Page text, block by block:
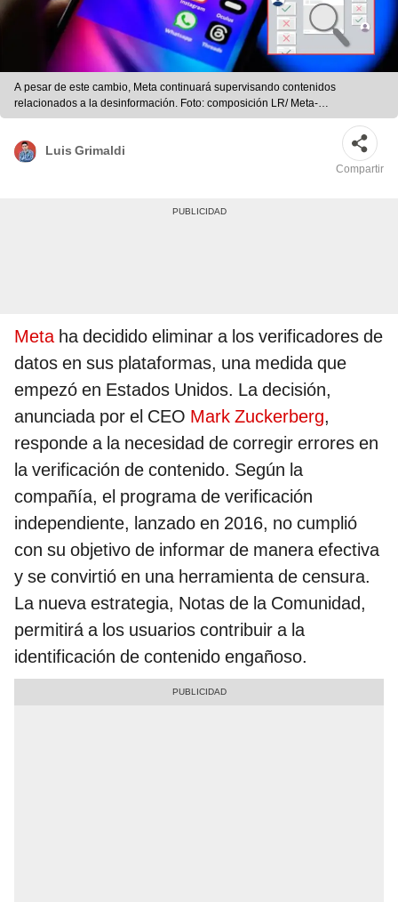
A pesar de este cambio, Meta continuará supervisando contenidos
relacionados a la desinformación. Foto: composición LR/ Meta-
Facebook/BBC
Luis Grimaldi
Compartir
Meta ha decidido eliminar a los verificadores de
datos en sus plataformas, una medida que
empezó en Estados Unidos. La decisión,
anunciada por el CEO Mark Zuckerberg,
responde a la necesidad de corregir errores en
la verificación de contenido. Según la
compañía, el programa de verificación
independiente, lanzado en 2016, no cumplió
con su objetivo de informar de manera efectiva
y se convirtió en una herramienta de censura.
La nueva estrategia, Notas de la Comunidad,
permitirá a los usuarios contribuir a la
identificación de contenido engañoso.